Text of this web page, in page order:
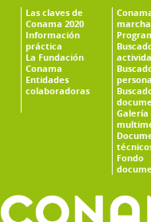
Las claves de
Conama 2020
Información
práctica
La Fundación
Conama
Entidades
colaboradoras
marcha
Galería
Fondo